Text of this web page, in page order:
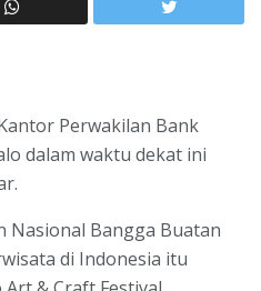
Perwakilan Bank
dalam waktu dekat ini
Nasional Bangga Buatan
di Indonesia itu